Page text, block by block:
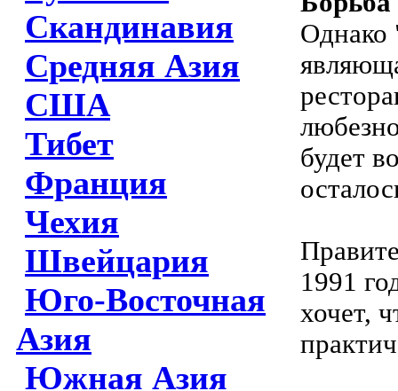
Скандинавия
Средняя Азия
США
Тибет
Франция
Чехия
Швейцария
Юго-Восточная
Азия
Южная Азия
Однако
будет
1991
хочет,